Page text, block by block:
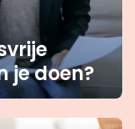
je doen?